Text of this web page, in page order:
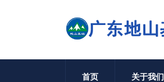
首页 关于我们